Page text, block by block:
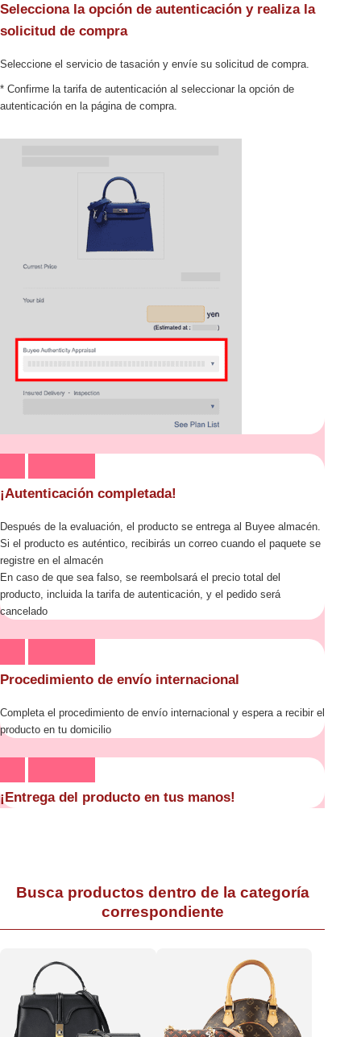
Selecciona la opción de autenticación y realiza la
solicitud de compra
Seleccione el servicio de tasación y envíe su solicitud de compra.
* Confirme la tarifa de autenticación al seleccionar la opción de
autenticación en la página de compra.
¡Autenticación completada!
Después de la evaluación, el producto se entrega al Buyee almacén.
Si el producto es auténtico, recibirás un correo cuando el paquete se
registre en el almacén
En caso de que sea falso, se reembolsará el precio total del
producto, incluida la tarifa de autenticación, y el pedido será
cancelado
Procedimiento de envío internacional
Completa el procedimiento de envío internacional y espera a recibir el
producto en tu domicilio
¡Entrega del producto en tus manos!
Busca productos dentro de la categoría
correspondiente